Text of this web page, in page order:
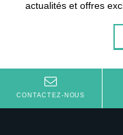
actualités et offres
CONTACTEZ-NOUS